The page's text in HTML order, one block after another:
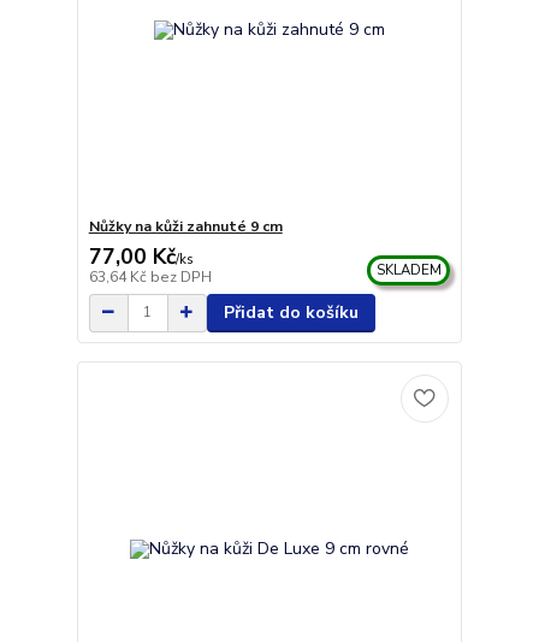
Nůžky na kůži zahnuté 9 cm
77,00 Kč/ks
63,64 Kč bez DPH SKLADEM
Přidat do košíku